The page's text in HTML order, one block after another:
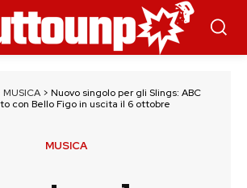
MUSICA> Nuovo singolo per gli Slings: ABC
con Bello Figo in uscita il 6 ottobre
MUSICA